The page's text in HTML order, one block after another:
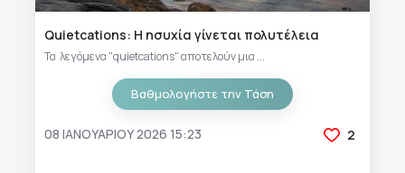
Quietcations: Η ησυχία γίνεται πολυτέλεια
Τα λεγόμενα "quietcations" αποτελούν μια ...
Βαθμολογήστε την Τάση
08 ΙΑΝΟΥΑΡΊΟΥ 2026 15:23 2